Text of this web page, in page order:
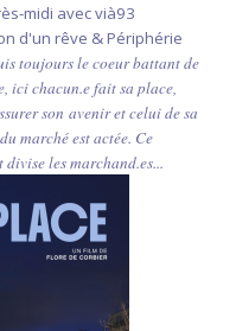
midi avec vià93
d'un rêve & Périphérie
toujours le coeur battant de
ici chacun.e fait sa place,
son avenir et celui de sa
marché est actée. Ce
les marchand.es...